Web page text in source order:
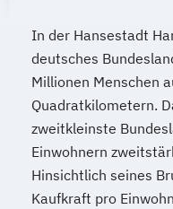
In der Hansestadt
deutsches
Millionen Menschen
Quadratkilometern.
zweitkleinste
Einwohnern
Hinsichtlich seines
Kaufkraft pro